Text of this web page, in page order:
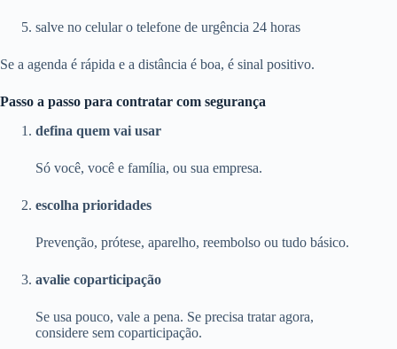
salve no celular o telefone de urgência 24 horas
Se a agenda é rápida e a distância é boa, é sinal positivo.
Passo a passo para contratar com segurança
defina quem vai usar
Só você, você e família, ou sua empresa.
escolha prioridades
Prevenção, prótese, aparelho, reembolso ou tudo básico.
avalie coparticipação
Se usa pouco, vale a pena. Se precisa tratar agora,
considere sem coparticipação.